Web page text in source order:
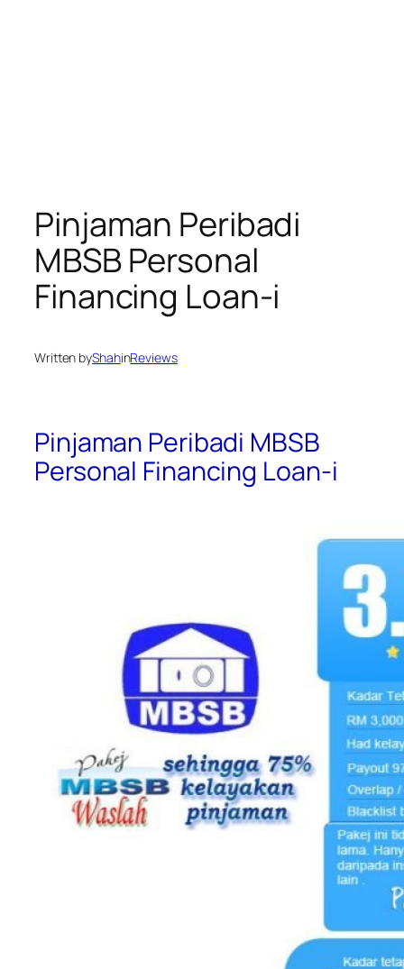
Pinjaman Peribadi
MBSB Personal
Financing Loan-i
Written byShahinReviews
Pinjaman Peribadi MBSB
Personal Financing Loan-i